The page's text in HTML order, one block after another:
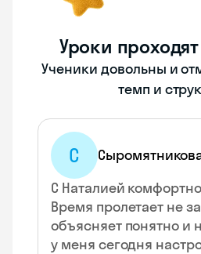
Уроки
Ученики довольны и
темп и
С
С Наталией
Время пролетает не
объясняет понятно и
у меня сегодня